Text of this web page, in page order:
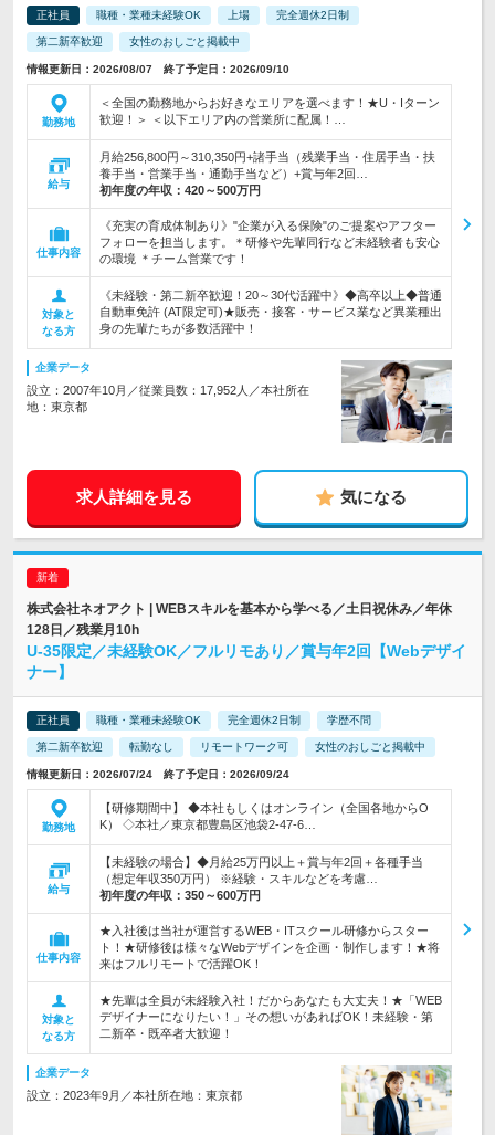
正社員 職種・業種未経験OK 上場 完全週休2日制
第二新卒歓迎 女性のおしごと掲載中
情報更新日：2026/08/07 終了予定日：2026/09/10
勤務地
＜全国の勤務地からお好きなエリアを選べます！★U・Iターン
歓迎！＞ ＜以下エリア内の営業所に配属！…
給与
月給256,800円～310,350円+諸手当（残業手当・住居手当・扶
養手当・営業手当・通勤手当など）+賞与年2回…
初年度の年収： 420～500万円
仕事内容
《充実の育成体制あり》"企業が入る保険"のご提案やアフター
フォローを担当します。＊研修や先輩同行など未経験者も安心
の環境 ＊チーム営業です！
対象と
なる方
《未経験・第二新卒歓迎！20～30代活躍中》◆高卒以上◆普通
自動車免許 (AT限定可)★販売・接客・サービス業など異業種出
身の先輩たちが多数活躍中！
企業データ
設立：2007年10月／従業員数：17,952人／本社所在
地：東京都
求人詳細を見る 気になる
株式会社ネオアクト | WEBスキルを基本から学べる／土日祝休み／年休
128日／残業月10h
U-35限定／未経験OK／フルリモあり／賞与年2回【Webデザイ
ナー】
正社員 職種・業種未経験OK 完全週休2日制 学歴不問
第二新卒歓迎 転勤なし リモートワーク可 女性のおしごと掲載中
情報更新日：2026/07/24 終了予定日：2026/09/24
勤務地
【研修期間中】 ◆本社もしくはオンライン（全国各地からO
K） ◇本社／東京都豊島区池袋2-47-6…
給与
【未経験の場合】◆月給25万円以上＋賞与年2回＋各種手当
（想定年収350万円） ※経験・スキルなどを考慮…
初年度の年収： 350～600万円
仕事内容
★入社後は当社が運営するWEB・ITスクール研修からスター
ト！★研修後は様々なWebデザインを企画・制作します！★将
来はフルリモートで活躍OK！
対象と
なる方
★先輩は全員が未経験入社！だからあなたも大丈夫！★「WEB
デザイナーになりたい！」その想いがあればOK！未経験・第
二新卒・既卒者大歓迎！
企業データ
設立：2023年9月／本社所在地：東京都